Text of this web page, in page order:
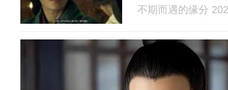
不期而遇的缘分